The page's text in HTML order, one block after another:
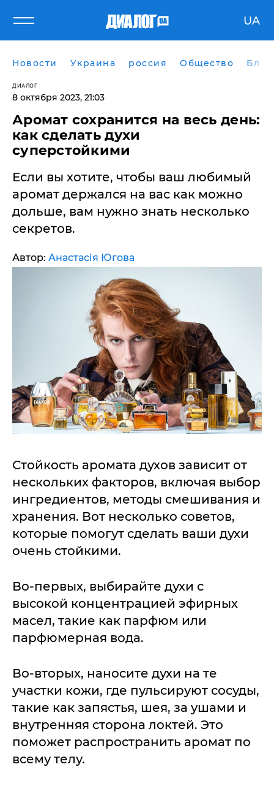
UA
Новости Украина россия Общество
ДИАЛОГ
8 октября 2023, 21:03
Аромат сохранится на весь день:
как сделать духи
суперстойкими
Если вы хотите, чтобы ваш любимый
аромат держался на вас как можно
дольше, вам нужно знать несколько
секретов.
Автор: Анастасія Югова
Стойкость аромата духов зависит от
нескольких факторов, включая выбор
ингредиентов, методы смешивания и
хранения. Вот несколько советов,
которые помогут сделать ваши духи
очень стойкими.
Во-первых, выбирайте духи с
высокой концентрацией эфирных
масел, такие как парфюм или
парфюмерная вода.
Во-вторых, наносите духи на те
участки кожи, где пульсируют сосуды,
такие как запястья, шея, за ушами и
внутренняя сторона локтей. Это
поможет распространить аромат по
всему телу.